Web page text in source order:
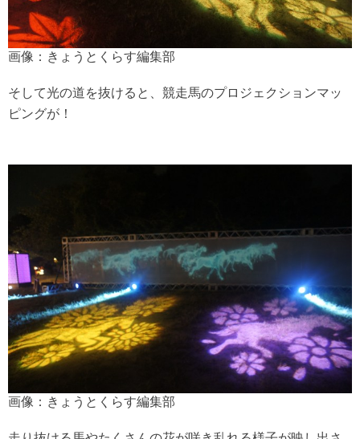
画像：きょうとくらす編集部
そして光の道を抜けると、競走馬のプロジェクションマッ
ピングが！
画像：きょうとくらす編集部